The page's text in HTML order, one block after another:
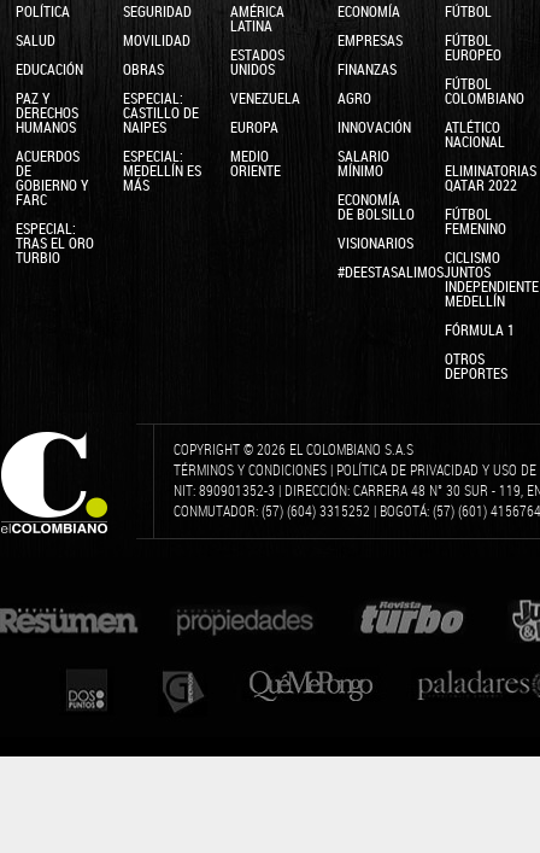
POLÍTICA
SALUD
EDUCACIÓN
PAZ Y
DERECHOS
HUMANOS
ACUERDOS
DE
GOBIERNO Y
FARC
ESPECIAL:
TRAS EL ORO
TURBIO
SEGURIDAD
MOVILIDAD
OBRAS
ESPECIAL:
CASTILLO DE
NAIPES
ESPECIAL:
MEDELLÍN ES
MÁS
AMÉRICA
LATINA
ESTADOS
UNIDOS
VENEZUELA
EUROPA
MEDIO
ORIENTE
ECONOMÍA
EMPRESAS
FINANZAS
AGRO
INNOVACIÓN
SALARIO
MÍNIMO
ECONOMÍA
DE BOLSILLO
VISIONARIOS
#DEESTASALIMOSJUNTOS
FÚTBOL
FÚTBOL
EUROPEO
FÚTBOL
COLOMBIANO
ATLÉTICO
NACIONAL
ELIMINATORIAS
QATAR 2022
FÚTBOL
FEMENINO
CICLISMO
INDEPENDIENTE
MEDELLÍN
FÓRMULA 1
OTROS
DEPORTES
COPYRIGHT © 2026 EL COLOMBIANO S.A.S
TÉRMINOS Y CONDICIONES | POLÍTICA DE PRIVACIDAD Y USO
NIT: 890901352-3 | DIRECCIÓN: CARRERA 48 N° 30 SUR - 119,
CONMUTADOR: (57) (604) 3315252 | BOGOTÁ: (57) (601)